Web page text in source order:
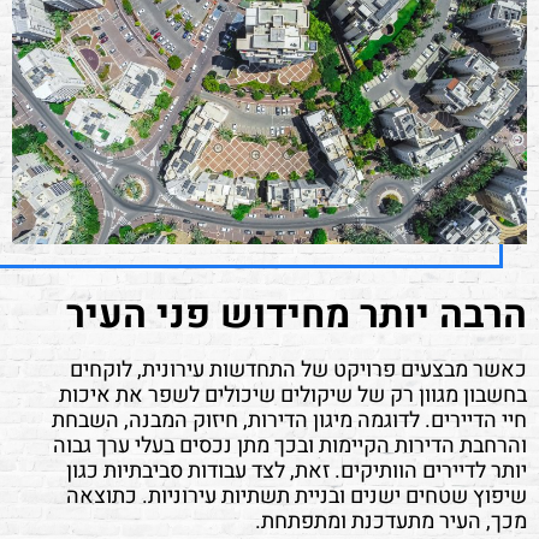
הרבה יותר מחידוש פני העיר
כאשר מבצעים פרויקט של התחדשות עירונית, לוקחים
בחשבון מגוון רק של שיקולים שיכולים לשפר את איכות
חיי הדיירים. לדוגמה מיגון הדירות, חיזוק המבנה, השבחת
והרחבת הדירות הקיימות ובכך מתן נכסים בעלי ערך גבוה
יותר לדיירים הוותיקים. זאת, לצד עבודות סביבתיות כגון
שיפוץ שטחים ישנים ובניית תשתיות עירוניות. כתוצאה
מכך, העיר מתעדכנת ומתפתחת.